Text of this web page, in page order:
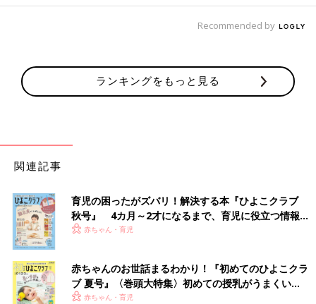
Recommended by
ランキングをもっと見る
関連記事
育児の困ったがズバリ！解決する本『ひよこクラブ
秋号』 4カ月～2才になるまで、育児に役立つ情報が
いっぱい！
赤ちゃん・育児
赤ちゃんのお世話まるわかり！『初めてのひよこクラ
ブ 夏号』〈巻頭大特集〉初めての授乳がうまくい
く！ おっぱい・ミルクの基本と夏のトラブル 解決テ
赤ちゃん・育児